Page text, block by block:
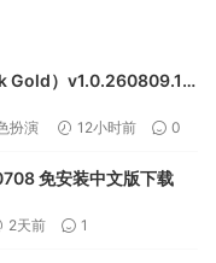
Gold）v1.0.260809.1
扮演 12小时前 0
免安装中文版下载
2天前 1